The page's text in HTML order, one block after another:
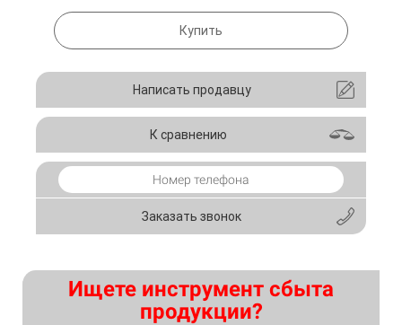
Купить
Ищете инструмент сбыта
продукции?
Написать продавцу
К сравнению
Заказать звонок